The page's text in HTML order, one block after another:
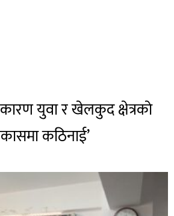
युवा र खेलकुद क्षेत्रकाे
कठिनाई’